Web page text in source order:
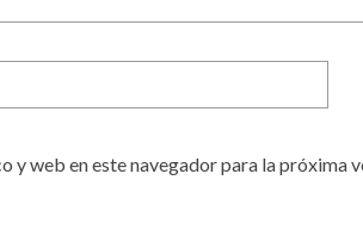
y web en este navegador para la próxima